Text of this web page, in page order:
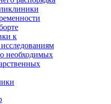
к
необходимых